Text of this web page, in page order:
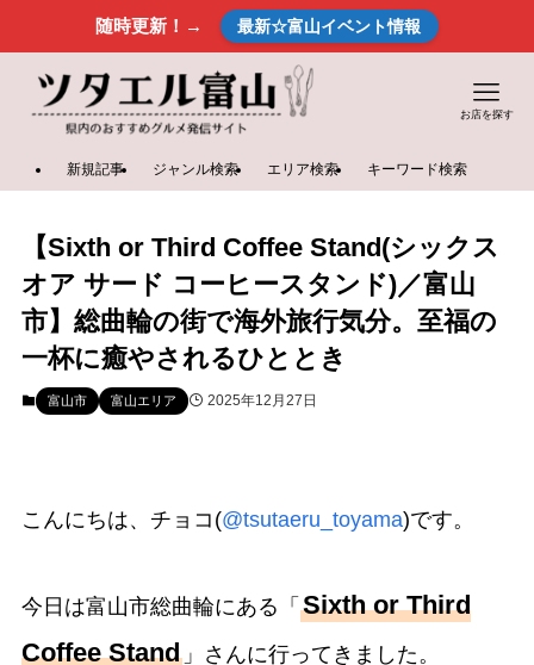
随時更新！→ 最新☆富山イベント情報
お店を探す
新規記事 ジャンル検索 エリア検索 キーワード検索
【Sixth or Third Coffee Stand(シックス
オア サード コーヒースタンド)／富山
市】総曲輪の街で海外旅行気分。至福の
一杯に癒やされるひととき
富山市 富山エリア 2025年12月27日
こんにちは、チョコ(@tsutaeru_toyama)です。
今日は富山市総曲輪にある「 Sixth or Third
Coffee Stand」さんに行ってきました。